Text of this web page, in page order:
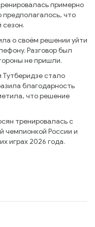
примерно
что
о своём решении уйти
Разговор был
не пришли.
стало
благодарность
что решение
тренировалась с
чемпионкой России и
играх 2026 года.